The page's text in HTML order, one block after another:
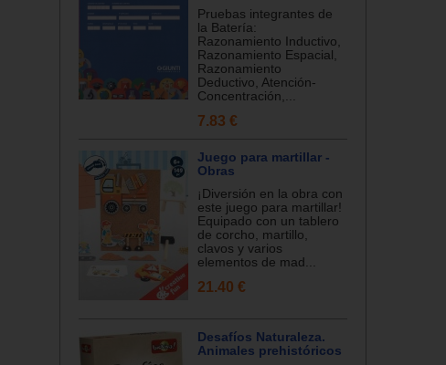
Pruebas integrantes de
la Batería:
Razonamiento Inductivo,
Razonamiento Espacial,
Razonamiento
Deductivo, Atención-
Concentración,...
7.83 €
Juego para martillar -
Obras
¡Diversión en la obra con
este juego para martillar!
Equipado con un tablero
de corcho, martillo,
clavos y varios
elementos de mad...
21.40 €
Desafíos Naturaleza.
Animales prehistóricos